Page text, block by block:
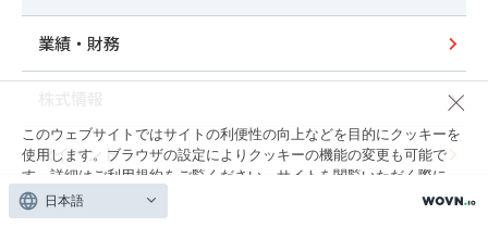
業績・財務
IRイベント
株主との対話（IR活動状況）
このウェブサイトではサイトの利便性の向上などを目的にクッキーを
使用します。ブラウザの設定によりクッキーの機能の変更も可能で
す。詳細は ご利用規約 をご覧ください。サイトを閲覧いただく際に
は、クッキーの使用に同意いただく必要があります。
日本語